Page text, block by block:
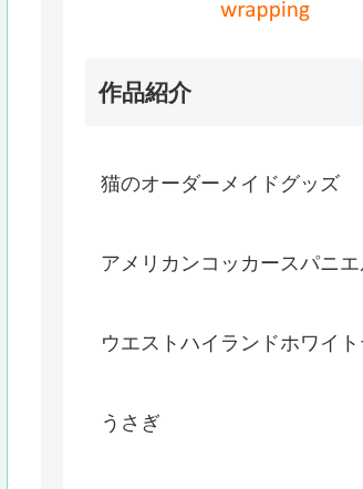
作品紹介
猫のオーダーメイドグッズ
アメリカンコッカースパニ
ウエストハイランドホワイ
うさぎ